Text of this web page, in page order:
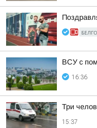
ВСУ с
16:36
Три
15:37